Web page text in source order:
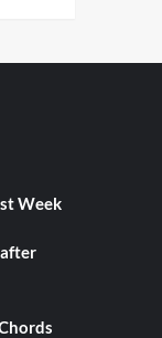
Week
after